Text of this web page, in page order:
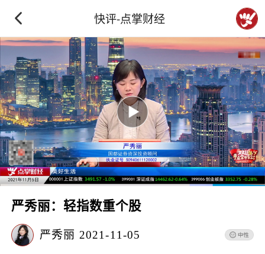
快评-点掌财经
严秀丽：轻指数重个股
严秀丽 2021-11-05